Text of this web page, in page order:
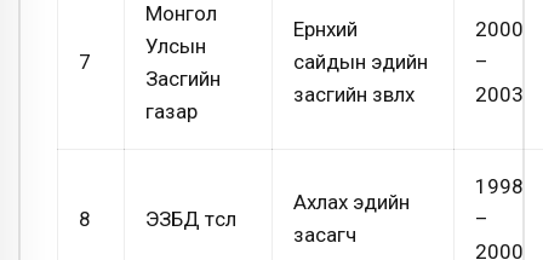
7
Монгол
Улсын
Засгийн
газар
Ерөнхий
сайдын эдийн
засгийн зөвлөх
2000
–
2003
8 ЭЗБД төсөл
Ахлах эдийн
засагч
1998
–
2000